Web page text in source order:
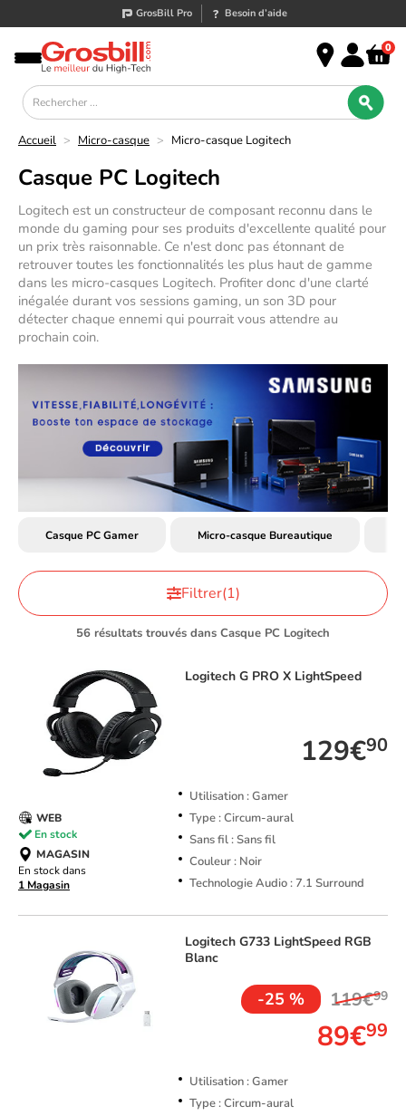
GrosBill Pro Besoin d’aide
0
Accueil > Micro-casque > Micro-casque Logitech
Casque PC Logitech
Logitech est un constructeur de composant reconnu dans le
monde du gaming pour ses produits d'excellente qualité pour
un prix très raisonnable. Ce n'est donc pas étonnant de
retrouver toutes les fonctionnalités les plus haut de gamme
dans les micro-casques Logitech. Profiter donc d'une clarté
inégalée durant vos sessions gaming, un son 3D pour
détecter chaque ennemi qui pourrait vous attendre au
prochain coin.
Casque PC Gamer Micro-casque Bureautique
56 résultats trouvés dans Casque PC Logitech
Filtrer(1)
Logitech G PRO X LightSpeed
129€90
Utilisation : Gamer
Type : Circum-aural
Sans fil : Sans fil
Couleur : Noir
Technologie Audio : 7.1 Surround
WEB
En stock
MAGASIN
En stock dans
1 Magasin
Logitech G733 LightSpeed RGB
Blanc
-25 % 119€99
89€99
Utilisation : Gamer
Type : Circum-aural